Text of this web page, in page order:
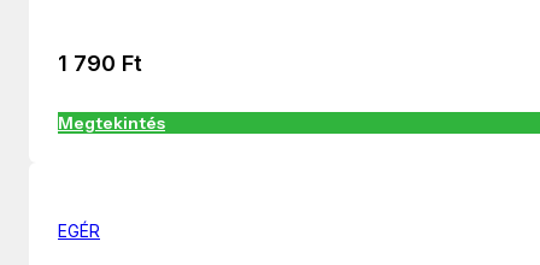
1 790 Ft
Megtekintés
EGÉR